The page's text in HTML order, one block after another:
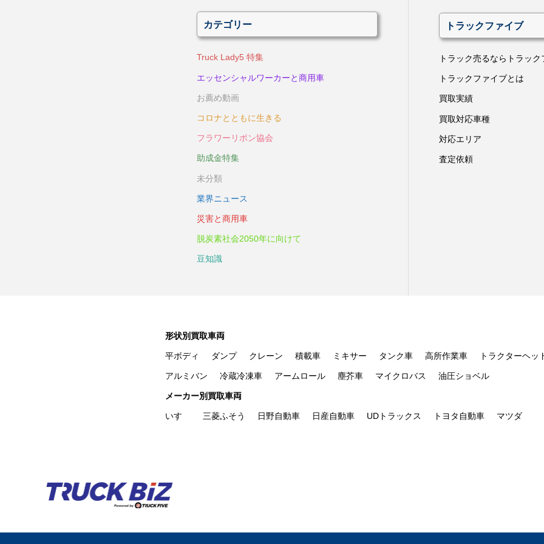
カテゴリー
Truck Lady5 特集
エッセンシャルワーカーと商用車
お薦め動画
コロナとともに生きる
フラワーリボン協会
助成金特集
未分類
業界ニュース
災害と商用車
脱炭素社会2050年に向けて
豆知識
トラックファイブ
トラック売るならトラック
トラックファイブとは
買取実績
買取対応車種
対応エリア
査定依頼
形状別買取車両
平ボディ ダンプ クレーン 積載車 ミキサー タンク車 高所作業車 トラクターヘッ
アルミバン 冷蔵冷凍車 アームロール 塵芥車 マイクロバス 油圧ショベル
メーカー別買取車両
いすゞ 三菱ふそう 日野自動車 日産自動車 UDトラックス トヨタ自動車 マツダ